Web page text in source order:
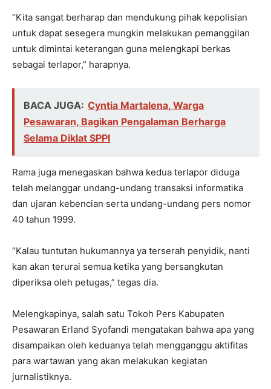
“Kita sangat berharap dan mendukung pihak kepolisian
untuk dapat sesegera mungkin melakukan pemanggilan
untuk dimintai keterangan guna melengkapi berkas
sebagai terlapor,” harapnya.
BACA JUGA: Cyntia Martalena, Warga
Pesawaran, Bagikan Pengalaman Berharga
Selama Diklat SPPI
Rama juga menegaskan bahwa kedua terlapor diduga
telah melanggar undang-undang transaksi informatika
dan ujaran kebencian serta undang-undang pers nomor
40 tahun 1999.
“Kalau tuntutan hukumannya ya terserah penyidik, nanti
kan akan terurai semua ketika yang bersangkutan
diperiksa oleh petugas,” tegas dia.
Melengkapinya, salah satu Tokoh Pers Kabupaten
Pesawaran Erland Syofandi mengatakan bahwa apa yang
disampaikan oleh keduanya telah mengganggu aktifitas
para wartawan yang akan melakukan kegiatan
jurnalistiknya.